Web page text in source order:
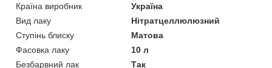
Країна виробник
Україна
Вид лаку
Нітратцеллюлюзний
Ступінь блиску
Матова
Фасовка лаку
10 л
Безбарвний лак
Так